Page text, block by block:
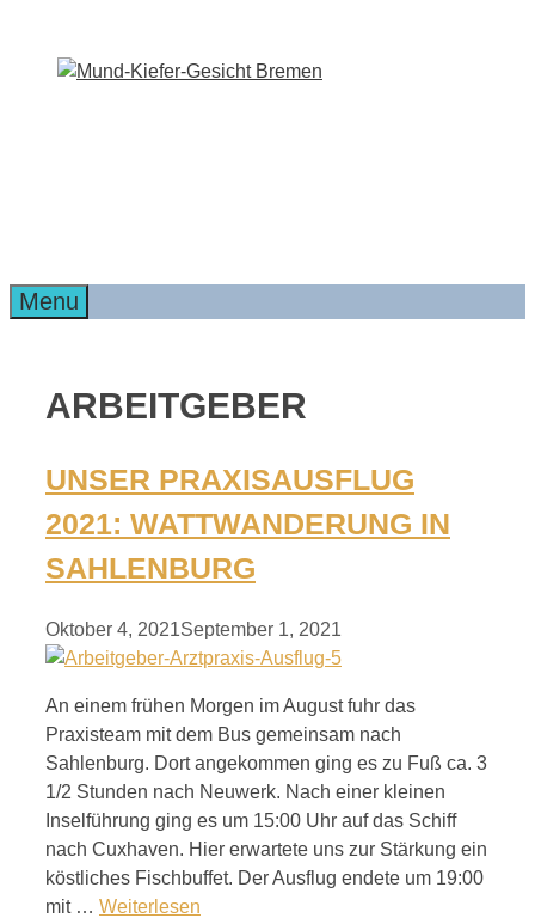
springen
Menu
ARBEITGEBER
UNSER PRAXISAUSFLUG
2021: WATTWANDERUNG IN
SAHLENBURG
Oktober 4, 2021September 1, 2021
An einem frühen Morgen im August fuhr das
Praxisteam mit dem Bus gemeinsam nach
Sahlenburg. Dort angekommen ging es zu Fuß ca. 3
1/2 Stunden nach Neuwerk. Nach einer kleinen
Inselführung ging es um 15:00 Uhr auf das Schiff
nach Cuxhaven. Hier erwartete uns zur Stärkung ein
köstliches Fischbuffet. Der Ausflug endete um 19:00
mit … Weiterlesen